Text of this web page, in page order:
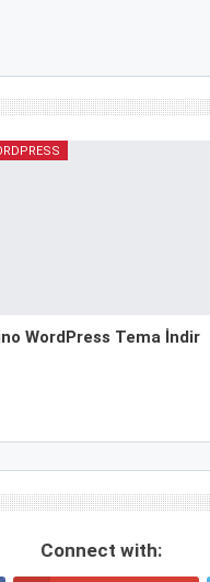
WordPress Tema İndir
Connect with: